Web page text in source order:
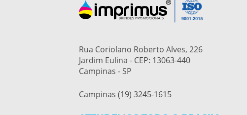
Rua Coriolano Roberto Alves, 226
Jardim Eulina - CEP: 13063-440
Campinas - SP
Campinas (19) 3245-1615